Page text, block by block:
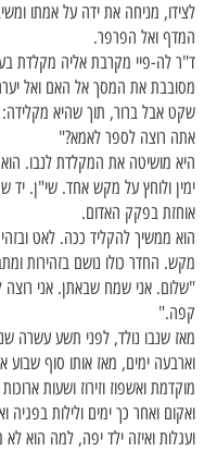
לצידו, מניחה את ידה על אמתו
המדף ואל הפרפר.
ד"ר לה-פיי מקרבת אליה מקלדת
מסובבת את המסך אל האם ואל
שקט אבל ברור, תוך שהיא
אתה רוצה לספר לאמא?"
היא מושיטה את המקלדת לנבו.
ימין ולוחץ על מקש אחד. שי"ן. יד
אוחזת בפקק האדום.
הוא ממשיך להקליד ככה. לאט
מקש. החדר כולו נושם בזהירות
"שלום. אני שמח שבאתן. אני רוצה
קפה."
מאז שנבו נולד, לפני תשע עשרה
וארבעה ימים, מאז אותו סוף שבוע
מוקדמת ואשפוז וזירוז ושעות
ואקום ואחר כך ימים ולילות בפגיה
ועגלות ואיזה ילד יפה, למה הוא לא